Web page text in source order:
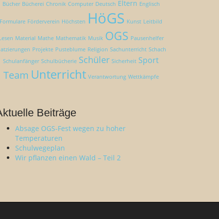
Bücher Bücherei Chronik Computer Deutsch Eltern Englisch
Formulare Förderverein Höchsten HöGS Kunst Leitbild
Material Mathe Mathematik Musik OGS Pausenhelfer
Projekte Pusteblume Religion Sachunterricht Schach
Schulanfänger Schulbücherie Schüler Sicherheit Sport
Team Unterricht Verantwortung Wettkämpfe
Beiträge
Absage OGS-Fest wegen zu hoher
Temperaturen
Schulwegeplan
Wir pflanzen einen Wald – Teil 2